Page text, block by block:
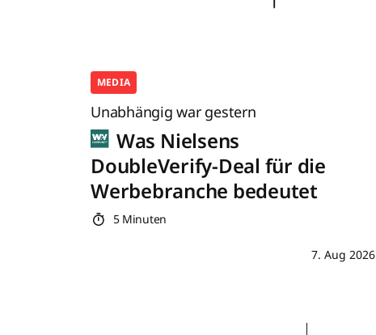
MEDIA
Unabhängig war gestern
Was Nielsens
DoubleVerify-Deal für die
Werbebranche bedeutet
5 Minuten
7. Aug 2026